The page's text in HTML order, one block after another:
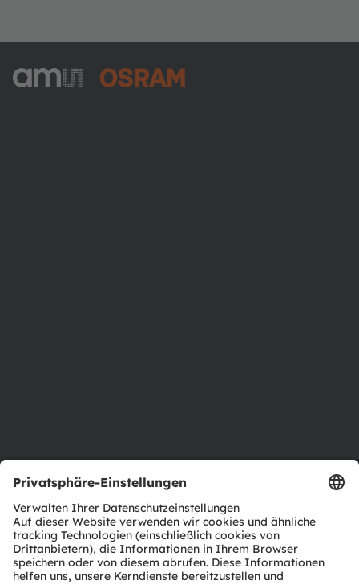
Produkt Selektor
Download Center
Tools
Kundenanfragen
Technischer Support